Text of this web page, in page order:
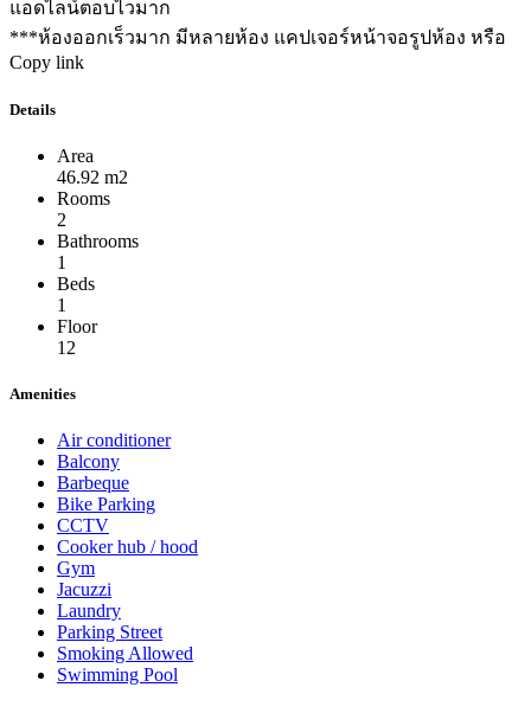
แอดไลน์ตอบไวมาก
***ห้องออกเร็วมาก มีหลายห้อง แคปเจอร์หน้าจอรูปห้อง หรือ
Copy link
Details
Area
46.92 m2
Rooms
2
Bathrooms
1
Beds
1
Floor
12
Amenities
Air conditioner
Balcony
Barbeque
Bike Parking
CCTV
Cooker hub / hood
Gym
Jacuzzi
Laundry
Parking Street
Smoking Allowed
Swimming Pool